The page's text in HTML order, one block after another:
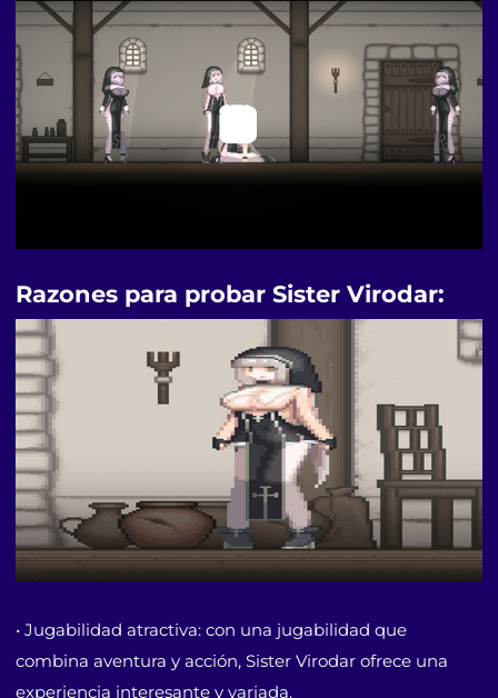
Razones para probar Sister Virodar:
• Jugabilidad atractiva: con una jugabilidad que
combina aventura y acción, Sister Virodar ofrece una
experiencia interesante y variada.